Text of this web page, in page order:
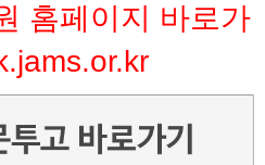
홈페이지 바로가